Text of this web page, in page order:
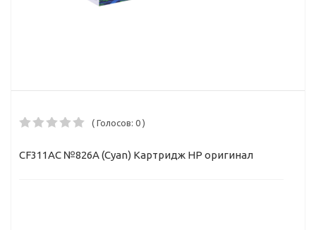
( Голосов: 0 )
CF311AC №826A (Cyan) Картридж HP оригинал